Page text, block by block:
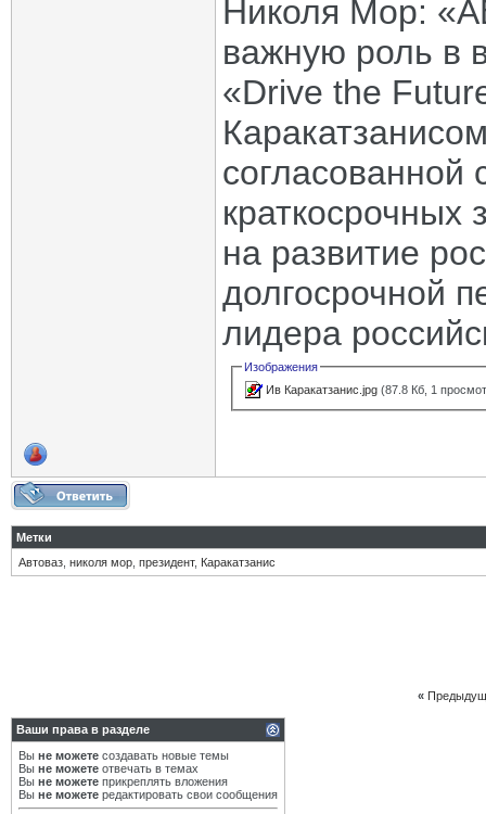
Николя Мор:
важную роль в
«Drive the
согласованной
на развитие
долгосрочной
лидера
Изображения
Ив Каракатзанис.jpg (87.8 Кб, 1
Метки
Автоваз николя мор президент, Каракатзанис
«
Ваши права в разделе
Вы не можете создавать новые темы
Вы не можете отвечать в темах
Вы не можете прикреплять вложения
Вы не можете редактировать свои сообщения